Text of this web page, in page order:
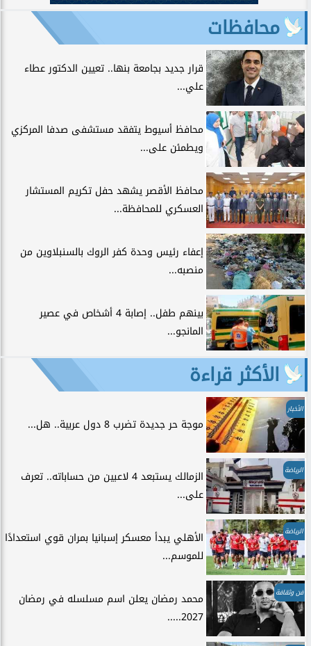
محافظات
قرار جديد بجامعة بنها.. تعيين الدكتور عطاء
علي...
محافظ أسيوط يتفقد مستشفى صدفا المركزي
ويطمئن على...
محافظ الأقصر يشهد حفل تكريم المستشار
العسكري للمحافظة...
إعفاء رئيس وحدة كفر الروك بالسنبلاوين من
منصبه...
بينهم طفل.. إصابة 4 أشخاص في عصير
المانجو...
الأكثر قراءة
الأخبار
موجة حر جديدة تضرب 8 دول عربية.. هل...
الرياضة
الزمالك يستبعد 4 لاعبين من حساباته.. تعرف
على...
الرياضة
الأهلي يبدأ معسكر إسبانيا بمران قوي استعدادًا
للموسم...
فن وثقافة
محمد رمضان يعلن اسم مسلسله في رمضان
2027.....